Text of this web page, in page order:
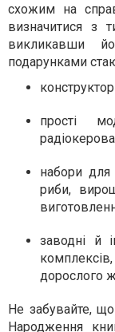
схожим на
визначитися з
викликавши
подарунками
прості
набори для
риби,
заводні й
дорослого
Не забувайте,
Народження